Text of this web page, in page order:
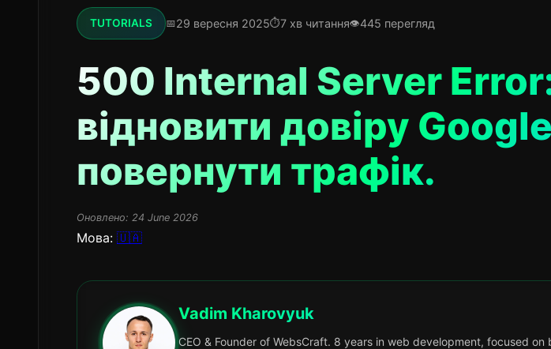
TUTORIALS 29 вересня 2025 7 хв читання 445 перегляд
500 Internal Server
відновити довіру
повернути трафік.
Оновлено: 24 June 2026
Мова: 🇺🇦
Vadim Kharovyuk
CEO & Founder of WebsCraft. 8 years in web development, focused